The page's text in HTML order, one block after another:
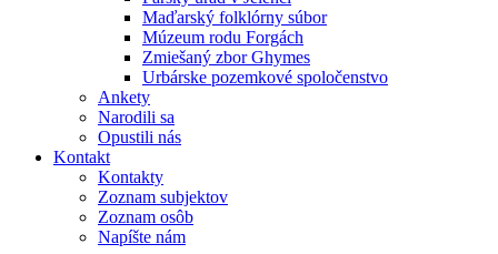
Maďarský folklórny súbor
Múzeum rodu Forgách
Zmiešaný zbor Ghymes
Urbárske pozemkové spoločenstvo
Ankety
Narodili sa
Opustili nás
Kontakt
Kontakty
Zoznam subjektov
Zoznam osôb
Napíšte nám